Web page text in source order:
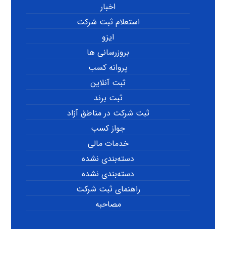
اخبار
استعلام ثبت شرکت
ایزو
بروزرسانی ها
پروانه کسب
ثبت آنلاین
ثبت برند
ثبت شرکت در مناطق آزاد
جواز کسب
خدمات مالی
دسته‌بندی نشده
دسته‌بندی نشده
راهنمای ثبت شرکت
مصاحبه